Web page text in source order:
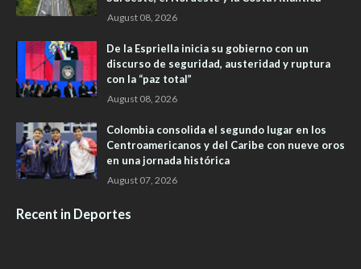
August 08, 2026
De la Espriella inicia su gobierno con un
discurso de seguridad, austeridad y ruptura
con la “paz total”
August 08, 2026
Colombia consolida el segundo lugar en los
Centroamericanos y del Caribe con nueve oros
en una jornada histórica
August 07, 2026
Recent in Deportes